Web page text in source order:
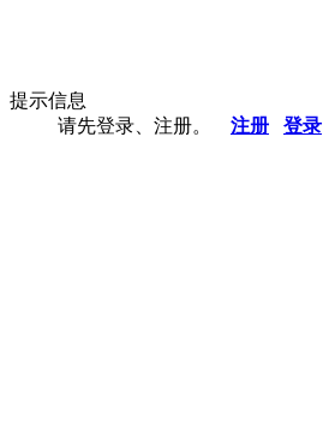
提示信息
请先登录、注册。 注册 登录